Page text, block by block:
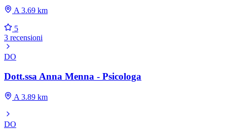
A 3.69 km
5
3 recensioni
DO
Dott.ssa Anna Menna - Psicologa
A 3.89 km
DO